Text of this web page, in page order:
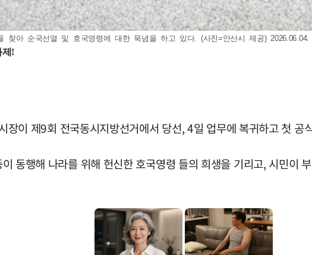
찾아 순국선열 및 호국영령에 대한 묵념을 하고 있다. (사진=안산시 제공) 2026.06.04.
이 제9회 전국동시지방선거에서 당선, 4일 업무에 복귀하고 첫 공
동행해 나라를 위해 헌신한 호국영령 들의 희생을 기리고, 시민이